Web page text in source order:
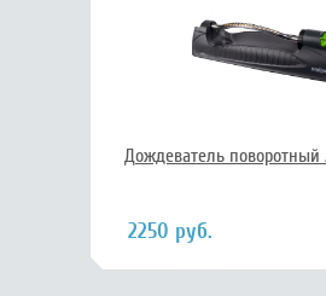
Дождеватель поворотный
2250 руб.